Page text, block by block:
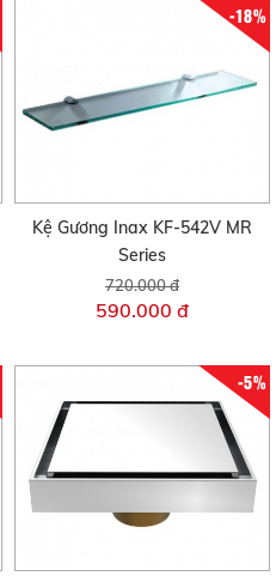
-18%
Kệ Gương Inax KF-542V MR
Series
720.000 đ
590.000 đ
-5%